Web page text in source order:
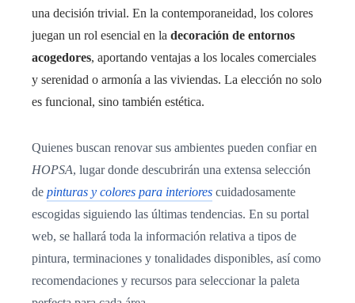
una decisión trivial. En la contemporaneidad, los colores
juegan un rol esencial en la decoración de entornos
acogedores, aportando ventajas a los locales comerciales
y serenidad o armonía a las viviendas. La elección no solo
es funcional, sino también estética.
Quienes buscan renovar sus ambientes pueden confiar en
HOPSA, lugar donde descubrirán una extensa selección
de pinturas y colores para interiores cuidadosamente
escogidas siguiendo las últimas tendencias. En su portal
web, se hallará toda la información relativa a tipos de
pintura, terminaciones y tonalidades disponibles, así como
recomendaciones y recursos para seleccionar la paleta